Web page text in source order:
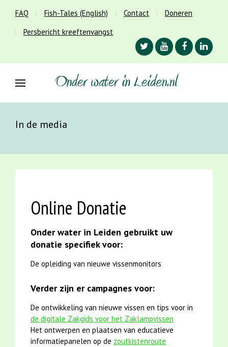
FAQ Fish-Tales (English) Contact
Doneren
Persbericht kreeftenvangst
In de media
Online Donatie
Onder water in Leiden gebruikt uw
donatie specifiek voor:
De opleiding van nieuwe vissenmonitors
Verder zijn er campagnes voor:
De ontwikkeling van nieuwe vissen en tips voor in
de digitale Zakgids voor het Zaklampvissen
Het ontwerpen en plaatsen van educatieve
informatiepanelen op de zoutkistenroute